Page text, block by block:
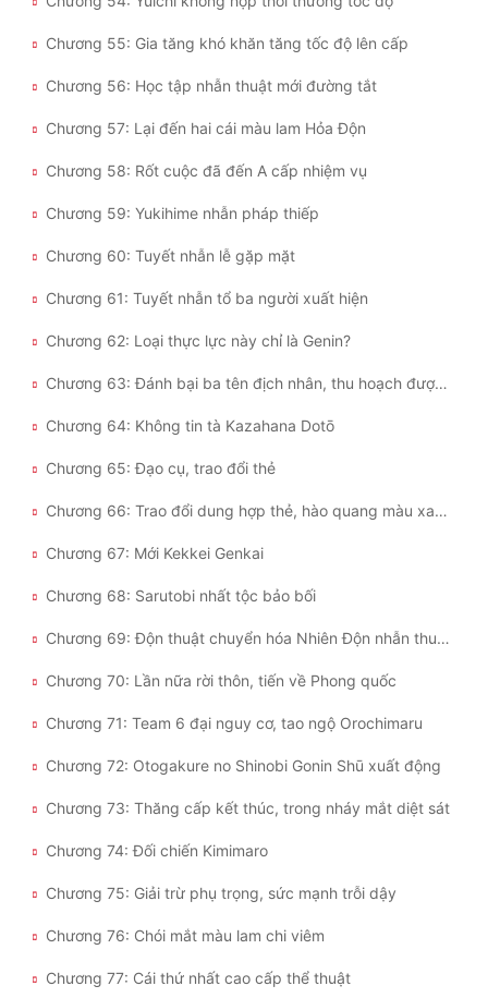
Chương 55: Gia tăng khó khăn tăng tốc độ lên cấp
Chương 56: Học tập nhẫn thuật mới đường tắt
Chương 57: Lại đến hai cái màu lam Hỏa Độn
Chương 58: Rốt cuộc đã đến A cấp nhiệm vụ
Chương 59: Yukihime nhẫn pháp thiếp
Chương 60: Tuyết nhẫn lễ gặp mặt
Chương 61: Tuyết nhẫn tổ ba người xuất hiện
Chương 62: Loại thực lực này chỉ là Genin?
Chương 63: Đánh bại ba tên địch nhân, thu hoạch được ba tấm nhẫn thuật thẻ thăng cấp
Chương 64: Không tin tà Kazahana Dotō
Chương 65: Đạo cụ, trao đổi thẻ
Chương 66: Trao đổi dung hợp thẻ, hào quang màu xanh lam bộc phát
Chương 67: Mới Kekkei Genkai
Chương 68: Sarutobi nhất tộc bảo bối
Chương 69: Độn thuật chuyển hóa Nhiên Độn nhẫn thuật xuất hiện
Chương 70: Lần nữa rời thôn, tiến về Phong quốc
Chương 71: Team 6 đại nguy cơ, tao ngộ Orochimaru
Chương 72: Otogakure no Shinobi Gonin Shū xuất động
Chương 73: Thăng cấp kết thúc, trong nháy mắt diệt sát
Chương 74: Đối chiến Kimimaro
Chương 75: Giải trừ phụ trọng, sức mạnh trỗi dậy
Chương 76: Chói mắt màu lam chi viêm
Chương 77: Cái thứ nhất cao cấp thể thuật